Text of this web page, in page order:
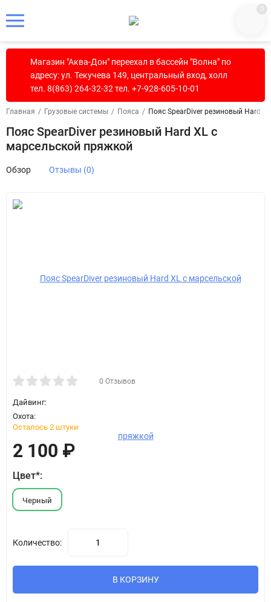
0
Магазин "Аква-Дон" переехал в бассейн "Волна" по
адресу: ул. Текучева 149, центральный вход, холл
тел. 8(863) 264-32-32 тел. +7-928-605-10-01
Главная / Грузовые системы / Пояса / Пояс SpearDiver резиновый Hard
Пояс SpearDiver резиновый Hard XL с
марсельской пряжкой
Обзор Отзывы (0)
0 Отзывов
Дайвинг:
Охота:
Осталось 2 штуки
2 100 ₽
Цвет*:
Черный
Количество:
В КОРЗИНУ